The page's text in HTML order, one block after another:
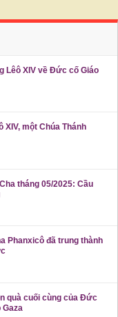
Lêô XIV về Đức cố Giáo
một Chúa Thánh
tháng 05/2025: Cầu
Phanxicô đã trung thành
quà cuối cùng của Đức